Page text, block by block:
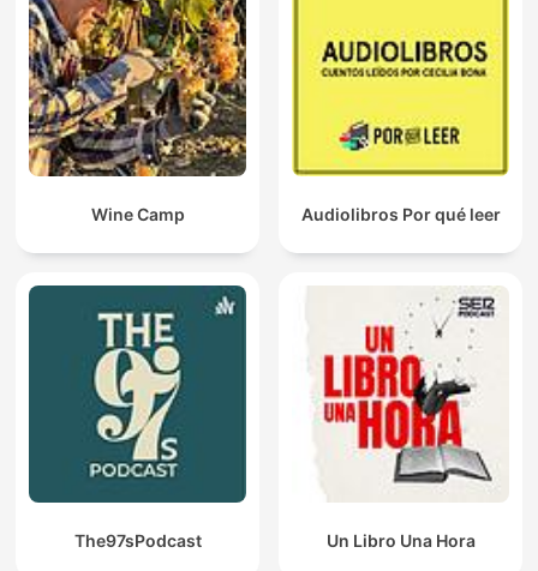
Wine Camp Audiolibros Por qué leer
The97sPodcast Un Libro Una Hora